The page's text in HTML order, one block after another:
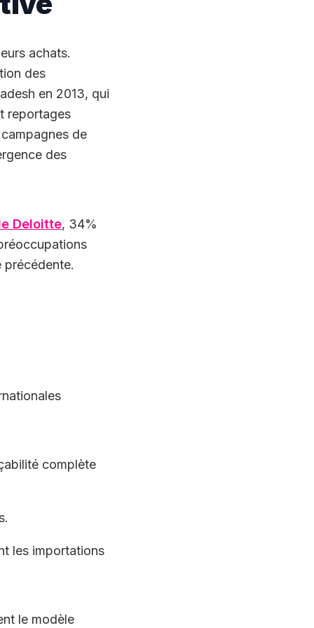
achats.
des
en 2013, qui
reportages
de
des
Deloitte, 34%
complète
les importations
le modèle